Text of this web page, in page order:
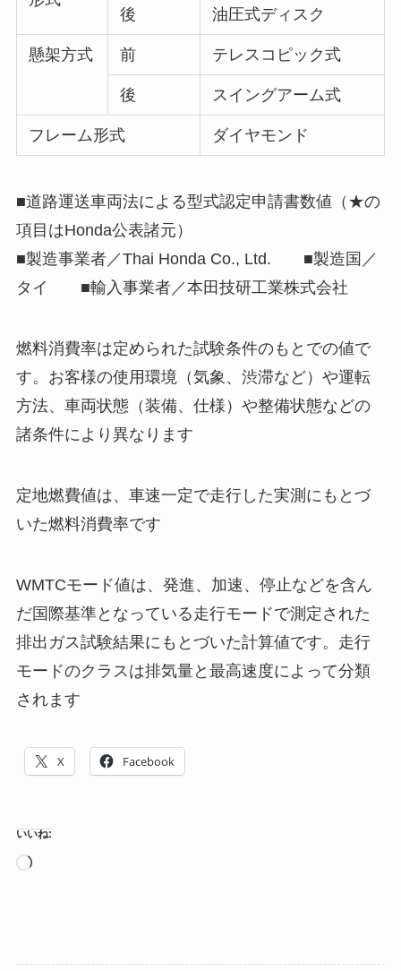
後 油圧式ディスク
懸架方式 前 テレスコピック式
後 スイングアーム式
フレーム形式 ダイヤモンド
■道路運送車両法による型式認定申請書数値（★の
項目はHonda公表諸元）
■製造事業者／Thai Honda Co., Ltd. ■製造国／
タイ ■輸入事業者／本田技研工業株式会社
燃料消費率は定められた試験条件のもとでの値で
す。お客様の使用環境（気象、渋滞など）や運転
方法、車両状態（装備、仕様）や整備状態などの
諸条件により異なります
定地燃費値は、車速一定で走行した実測にもとづ
いた燃料消費率です
WMTCモード値は、発進、加速、停止などを含ん
だ国際基準となっている走行モードで測定された
排出ガス試験結果にもとづいた計算値です。走行
モードのクラスは排気量と最高速度によって分類
されます
X Facebook
いいね:
読